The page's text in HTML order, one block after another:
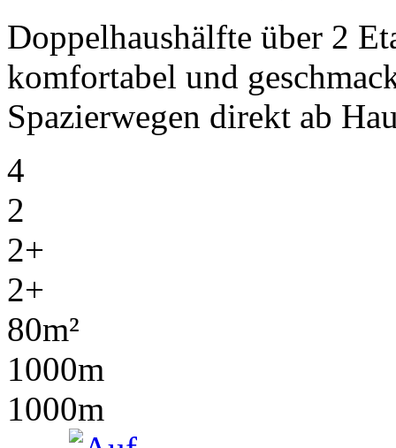
Doppelhaushälfte über 2
komfortabel und
Spazierwegen direkt ab
4
2
2+
2+
80m²
1000m
1000m